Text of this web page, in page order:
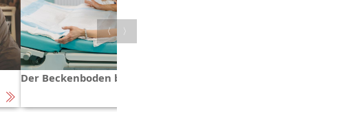
Der Beckenboden bei der Geburt
〈 〉